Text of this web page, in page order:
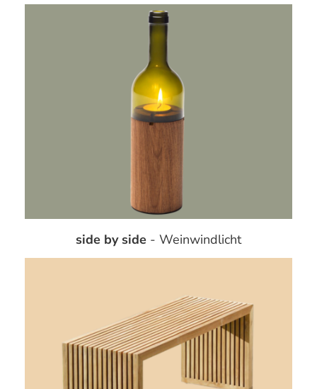
side by side - Weinwindlicht